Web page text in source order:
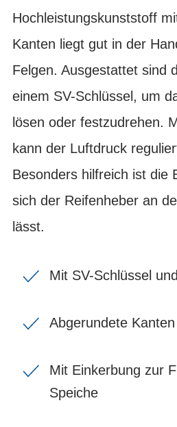
Hochleistungskunststoff
Kanten liegt gut in der
Felgen. Ausgestattet sind
einem SV-Schlüssel, um
lösen oder festzudrehen.
kann der Luftdruck
Besonders hilfreich ist die
sich der Reifenheber an
lässt.
Mit SV-Schlüssel
Abgerundete Kanten
Mit Einkerbung zur
Speiche